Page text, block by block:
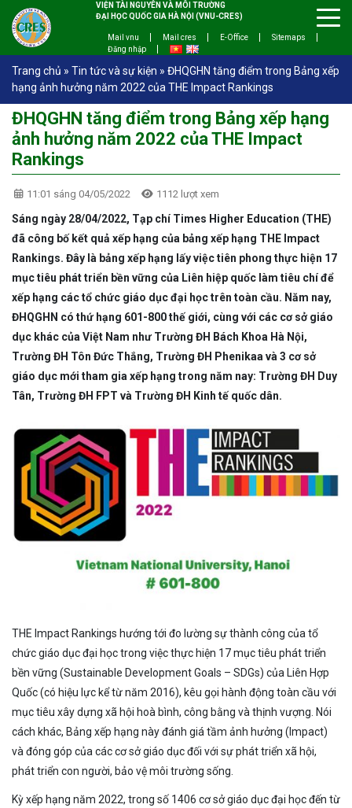
VIỆN TÀI NGUYÊN VÀ MÔI TRƯỜNG
ĐẠI HỌC QUỐC GIA HÀ NỘI (VNU-CRES)
Mail vnu Mail cres E-Office
Sitemaps
Đăng nhập
Trang chủ » Tin tức và sự kiện » ĐHQGHN tăng điểm trong Bảng xếp
hạng ảnh hưởng năm 2022 của THE Impact Rankings
ĐHQGHN tăng điểm trong Bảng xếp hạng
ảnh hưởng năm 2022 của THE Impact
Rankings
11:01 sáng 04/05/2022 1112 lượt xem
Sáng ngày 28/04/2022, Tạp chí Times Higher Education (THE)
đã công bố kết quả xếp hạng của bảng xếp hạng THE Impact
Rankings. Đây là bảng xếp hạng lấy việc tiên phong thực hiện 17
mục tiêu phát triển bền vững của Liên hiệp quốc làm tiêu chí để
xếp hạng các tổ chức giáo dục đại học trên toàn cầu. Năm nay,
ĐHQGHN có thứ hạng 601-800 thế giới, cùng với các cơ sở giáo
dục khác của Việt Nam như Trường ĐH Bách Khoa Hà Nội,
Trường ĐH Tôn Đức Thắng, Trường ĐH Phenikaa và 3 cơ sở
giáo dục mới tham gia xếp hạng trong năm nay: Trường ĐH Duy
Tân, Trường ĐH FPT và Trường ĐH Kinh tế quốc dân.
THE Impact Rankings hướng tới đo lường sự thành công của tổ
chức giáo dục đại học trong việc thực hiện 17 mục tiêu phát triển
bền vững (Sustainable Development Goals – SDGs) của Liên Hợp
Quốc (có hiệu lực kể từ năm 2016), kêu gọi hành động toàn cầu với
mục tiêu xây dựng xã hội hoà bình, công bằng và thịnh vượng. Nói
cách khác, Bảng xếp hạng này đánh giá tầm ảnh hưởng (Impact)
và đóng góp của các cơ sở giáo dục đối với sự phát triển xã hội,
phát triển con người, bảo vệ môi trường sống.
Kỳ xếp hạng năm 2022, trong số 1406 cơ sở giáo dục đại học đến từ